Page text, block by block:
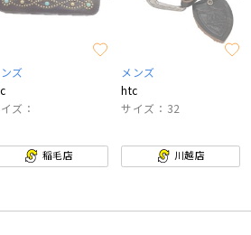
ズ
ズ：
稲毛店
メンズ
htc
サイズ：32
川越店